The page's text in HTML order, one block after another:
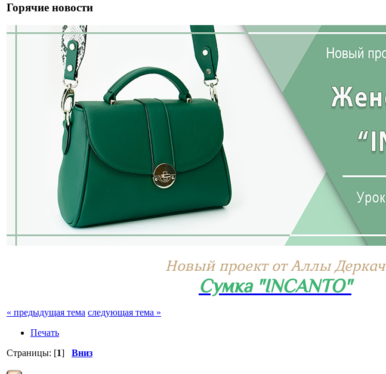
Горячие новости
Новый проект от Аллы Деркач
Сумка "INCANTO"
« предыдущая тема следующая тема »
Печать
Страницы: [1] Вниз